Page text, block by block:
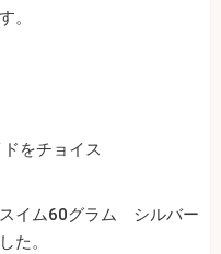
。
をチョイス
イム60グラム シルバー
た。